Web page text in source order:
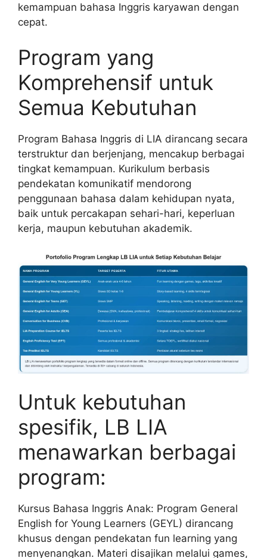
kemampuan bahasa Inggris karyawan dengan
cepat.
Program yang
Komprehensif untuk
Semua Kebutuhan
Program Bahasa Inggris di LIA dirancang secara
terstruktur dan berjenjang, mencakup berbagai
tingkat kemampuan. Kurikulum berbasis
pendekatan komunikatif mendorong
penggunaan bahasa dalam kehidupan nyata,
baik untuk percakapan sehari-hari, keperluan
kerja, maupun kebutuhan akademik.
Untuk kebutuhan
spesifik, LB LIA
menawarkan berbagai
program:
Kursus Bahasa Inggris Anak: Program General
English for Young Learners (GEYL) dirancang
khusus dengan pendekatan fun learning yang
menyenangkan. Materi disajikan melalui games,